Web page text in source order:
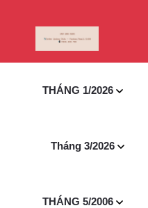
THÁNG 1/2026
Tháng 3/2026
THÁNG 5/2006